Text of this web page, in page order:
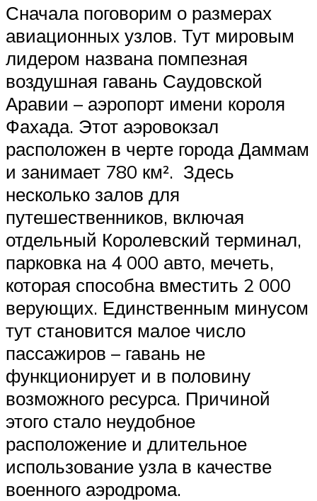
Сначала поговорим о размерах
авиационных узлов. Тут мировым
лидером названа помпезная
воздушная гавань Саудовской
Аравии – аэропорт имени короля
Фахада. Этот аэровокзал
расположен в черте города Даммам
и занимает 780 км². Здесь
несколько залов для
путешественников, включая
отдельный Королевский терминал,
парковка на 4 000 авто, мечеть,
которая способна вместить 2 000
верующих. Единственным минусом
тут становится малое число
пассажиров – гавань не
функционирует и в половину
возможного ресурса. Причиной
этого стало неудобное
расположение и длительное
использование узла в качестве
военного аэродрома.